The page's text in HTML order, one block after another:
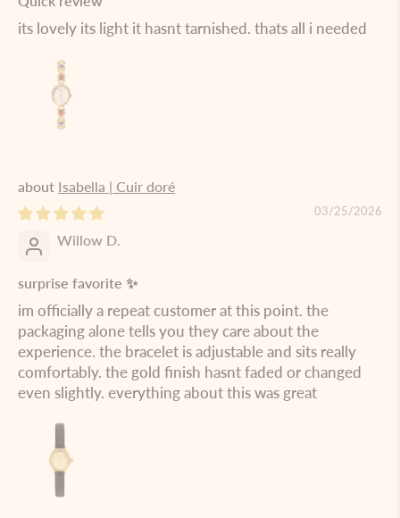
its lovely its light it hasnt tarnished. thats all i needed
Isabella | Cuir doré
03/25/2026
Willow D.
surprise favorite ✨
im officially a repeat customer at this point. the
packaging alone tells you they care about the
experience. the bracelet is adjustable and sits really
comfortably. the gold finish hasnt faded or changed
even slightly. everything about this was great